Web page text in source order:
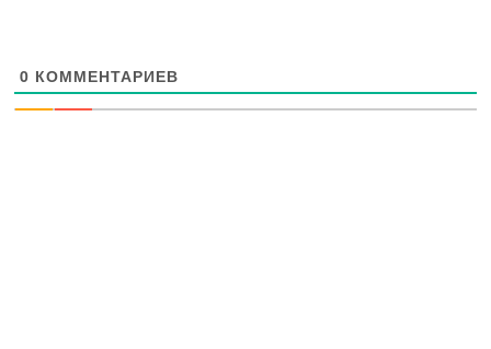
0 КОММЕНТАРИЕВ